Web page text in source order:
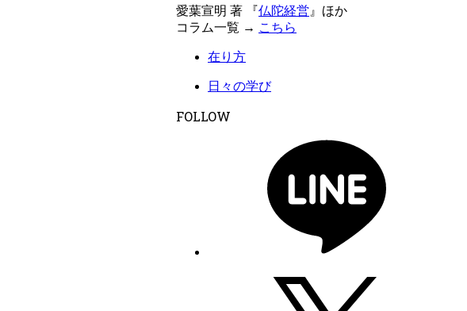
愛葉宣明 著 『仏陀経営 』ほか
コラム一覧 → こちら
在り方
日々の学び
FOLLOW